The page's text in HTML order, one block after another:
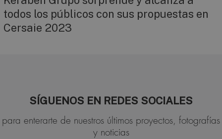
todos los públicos con sus propuestas en
Cersaie 2023
SÍGUENOS EN REDES SOCIALES
para enterarte de nuestros últimos proyectos, fotografías
y noticias